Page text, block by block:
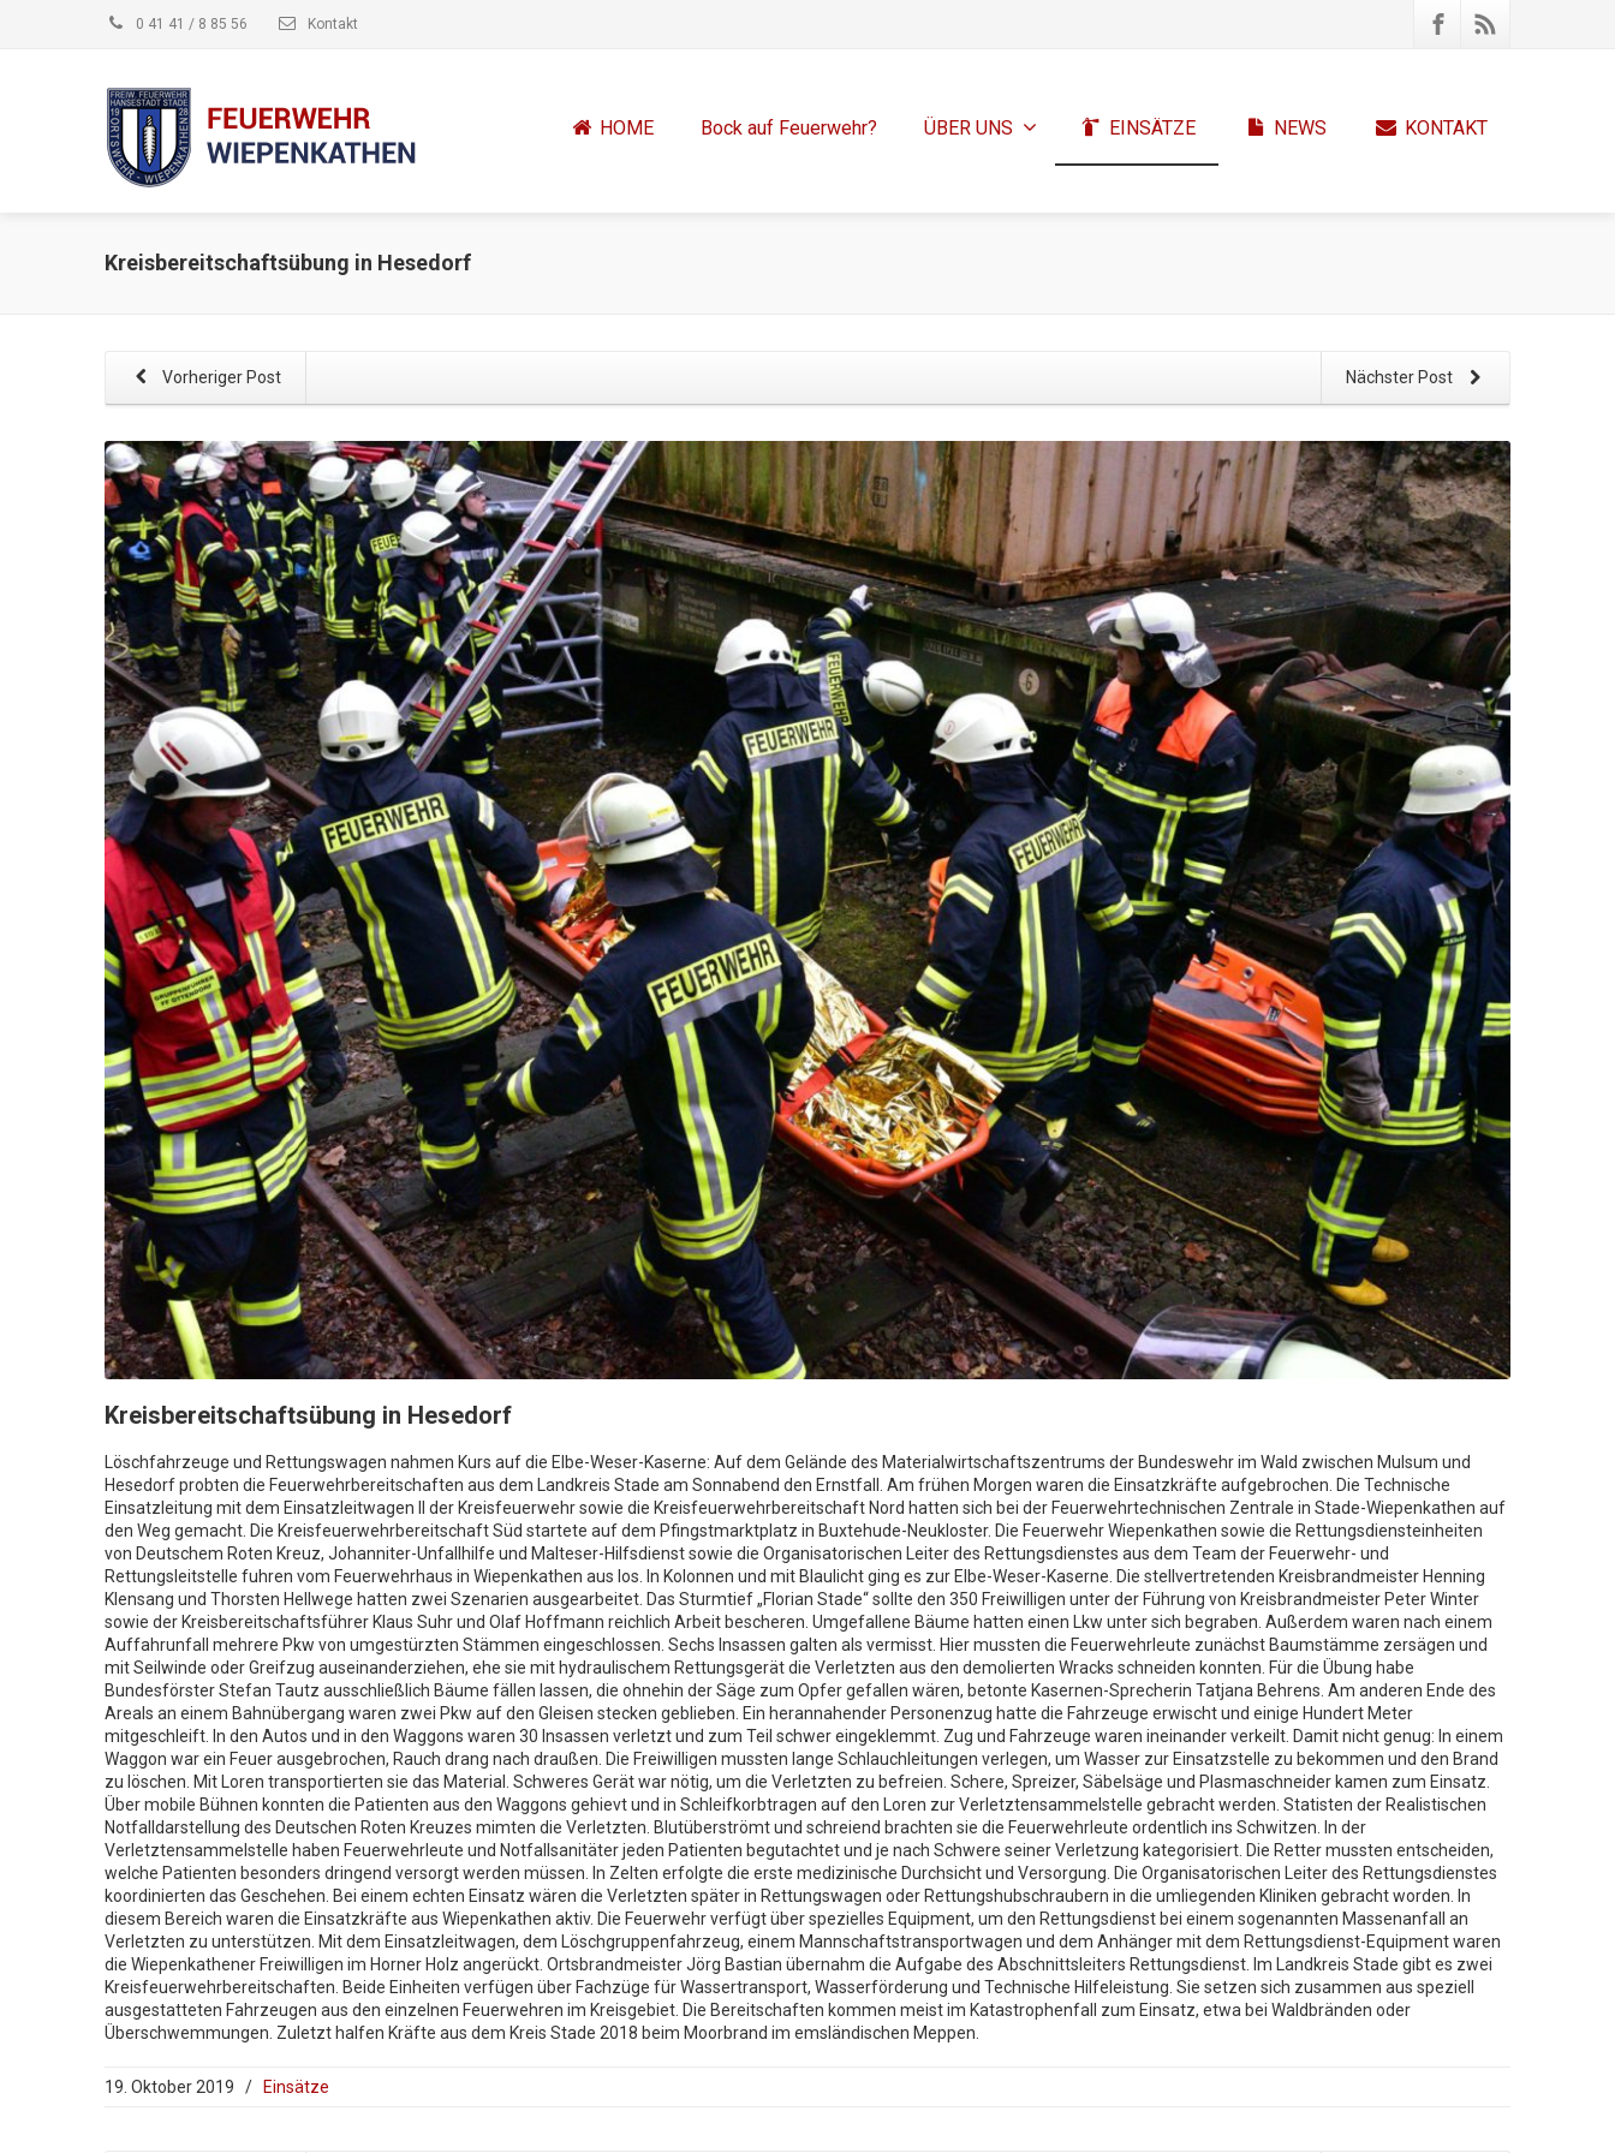
0 41 41 / 8 85 56 Kontakt
HOME Bock auf Feuerwehr? ÜBER UNS EINSÄTZE NEWS KONTAKT
Kreisbereitschaftsübung in Hesedorf
Nächster Post
Vorheriger Post
Kreisbereitschaftsübung in Hesedorf
Löschfahrzeuge und Rettungswagen nahmen Kurs auf die Elbe-Weser-Kaserne: Auf dem Gelände des Materialwirtschaftszentrums der Bundeswehr im Wald zwischen Mulsum und
Hesedorf probten die Feuerwehrbereitschaften aus dem Landkreis Stade am Sonnabend den Ernstfall. Am frühen Morgen waren die Einsatzkräfte aufgebrochen. Die Technische
Einsatzleitung mit dem Einsatzleitwagen II der Kreisfeuerwehr sowie die Kreisfeuerwehrbereitschaft Nord hatten sich bei der Feuerwehrtechnischen Zentrale in Stade-Wiepenkathen auf
den Weg gemacht. Die Kreisfeuerwehrbereitschaft Süd startete auf dem Pfingstmarktplatz in Buxtehude-Neukloster. Die Feuerwehr Wiepenkathen sowie die Rettungsdiensteinheiten
von Deutschem Roten Kreuz, Johanniter-Unfallhilfe und Malteser-Hilfsdienst sowie die Organisatorischen Leiter des Rettungsdienstes aus dem Team der Feuerwehr- und
Rettungsleitstelle fuhren vom Feuerwehrhaus in Wiepenkathen aus los. In Kolonnen und mit Blaulicht ging es zur Elbe-Weser-Kaserne. Die stellvertretenden Kreisbrandmeister Henning
Klensang und Thorsten Hellwege hatten zwei Szenarien ausgearbeitet. Das Sturmtief „Florian Stade“ sollte den 350 Freiwilligen unter der Führung von Kreisbrandmeister Peter Winter
sowie der Kreisbereitschaftsführer Klaus Suhr und Olaf Hoffmann reichlich Arbeit bescheren. Umgefallene Bäume hatten einen Lkw unter sich begraben. Außerdem waren nach einem
Auffahrunfall mehrere Pkw von umgestürzten Stämmen eingeschlossen. Sechs Insassen galten als vermisst. Hier mussten die Feuerwehrleute zunächst Baumstämme zersägen und
mit Seilwinde oder Greifzug auseinanderziehen, ehe sie mit hydraulischem Rettungsgerät die Verletzten aus den demolierten Wracks schneiden konnten. Für die Übung habe
Bundesförster Stefan Tautz ausschließlich Bäume fällen lassen, die ohnehin der Säge zum Opfer gefallen wären, betonte Kasernen-Sprecherin Tatjana Behrens. Am anderen Ende des
Areals an einem Bahnübergang waren zwei Pkw auf den Gleisen stecken geblieben. Ein herannahender Personenzug hatte die Fahrzeuge erwischt und einige Hundert Meter
mitgeschleift. In den Autos und in den Waggons waren 30 Insassen verletzt und zum Teil schwer eingeklemmt. Zug und Fahrzeuge waren ineinander verkeilt. Damit nicht genug: In einem
Waggon war ein Feuer ausgebrochen, Rauch drang nach draußen. Die Freiwilligen mussten lange Schlauchleitungen verlegen, um Wasser zur Einsatzstelle zu bekommen und den Brand
zu löschen. Mit Loren transportierten sie das Material. Schweres Gerät war nötig, um die Verletzten zu befreien. Schere, Spreizer, Säbelsäge und Plasmaschneider kamen zum Einsatz.
Über mobile Bühnen konnten die Patienten aus den Waggons gehievt und in Schleifkorbtragen auf den Loren zur Verletztensammelstelle gebracht werden. Statisten der Realistischen
Notfalldarstellung des Deutschen Roten Kreuzes mimten die Verletzten. Blutüberströmt und schreiend brachten sie die Feuerwehrleute ordentlich ins Schwitzen. In der
Verletztensammelstelle haben Feuerwehrleute und Notfallsanitäter jeden Patienten begutachtet und je nach Schwere seiner Verletzung kategorisiert. Die Retter mussten entscheiden,
welche Patienten besonders dringend versorgt werden müssen. In Zelten erfolgte die erste medizinische Durchsicht und Versorgung. Die Organisatorischen Leiter des Rettungsdienstes
koordinierten das Geschehen. Bei einem echten Einsatz wären die Verletzten später in Rettungswagen oder Rettungshubschraubern in die umliegenden Kliniken gebracht worden. In
diesem Bereich waren die Einsatzkräfte aus Wiepenkathen aktiv. Die Feuerwehr verfügt über spezielles Equipment, um den Rettungsdienst bei einem sogenannten Massenanfall an
Verletzten zu unterstützen. Mit dem Einsatzleitwagen, dem Löschgruppenfahrzeug, einem Mannschaftstransportwagen und dem Anhänger mit dem Rettungsdienst-Equipment waren
die Wiepenkathener Freiwilligen im Horner Holz angerückt. Ortsbrandmeister Jörg Bastian übernahm die Aufgabe des Abschnittsleiters Rettungsdienst. Im Landkreis Stade gibt es zwei
Kreisfeuerwehrbereitschaften. Beide Einheiten verfügen über Fachzüge für Wassertransport, Wasserförderung und Technische Hilfeleistung. Sie setzen sich zusammen aus speziell
ausgestatteten Fahrzeugen aus den einzelnen Feuerwehren im Kreisgebiet. Die Bereitschaften kommen meist im Katastrophenfall zum Einsatz, etwa bei Waldbränden oder
Überschwemmungen. Zuletzt halfen Kräfte aus dem Kreis Stade 2018 beim Moorbrand im emsländischen Meppen.
19. Oktober 2019 / Einsätze